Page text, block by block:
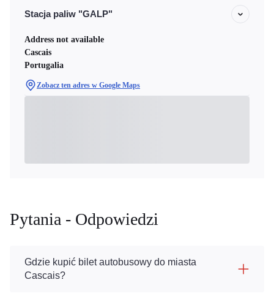
Stacja paliw "GALP"
Address not available
Cascais
Portugalia
Zobacz ten adres w Google Maps
Pytania - Odpowiedzi
Gdzie kupić bilet autobusowy do miasta
Cascais?